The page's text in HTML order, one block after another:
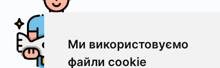
Ми використовуємо
файли cookie